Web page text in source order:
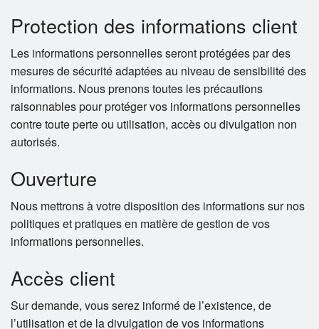
Protection des informations client
Les informations personnelles seront protégées par des
mesures de sécurité adaptées au niveau de sensibilité des
informations. Nous prenons toutes les précautions
raisonnables pour protéger vos informations personnelles
contre toute perte ou utilisation, accès ou divulgation non
autorisés.
Ouverture
Nous mettrons à votre disposition des informations sur nos
politiques et pratiques en matière de gestion de vos
informations personnelles.
Accès client
Sur demande, vous serez informé de l’existence, de
l’utilisation et de la divulgation de vos informations